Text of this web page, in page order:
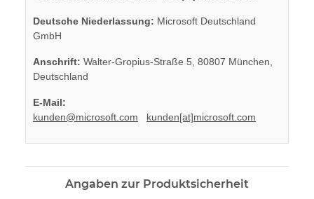
Deutsche Niederlassung: Microsoft Deutschland
GmbH
Anschrift: Walter-Gropius-Straße 5, 80807 München,
Deutschland
E-Mail:
kunden@microsoft.com
kunden[at]microsoft.com
Angaben zur Produktsicherheit